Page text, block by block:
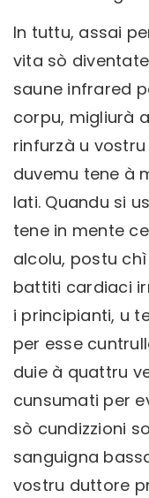
In tuttu, assai
vita sò
saune infrared
corpu, migliurà
rinfurzà u
duvemu tene à
lati. Quandu si
tene in mente
alcolu, postu
battiti cardiaci
i principianti, u
per esse
duie à quattru
cunsumati per
sò cundizzioni
sanguigna
vostru duttore